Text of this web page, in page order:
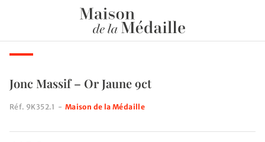
Jonc Massif – Or Jaune 9ct
Réf. 9K352.1 - Maison de la Médaille